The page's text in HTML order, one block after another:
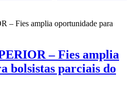
– Fies amplia
bolsistas parciais do